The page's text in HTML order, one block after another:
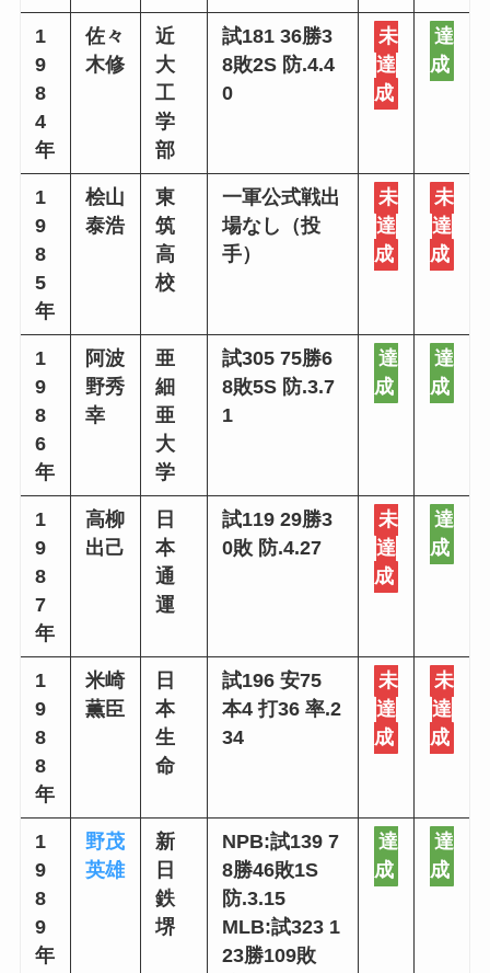
1
9
8
4
年
佐々
木修
近
大
工
学
部
試181 36勝3
8敗2S 防.4.4
0
未
達
成
達
成
1
9
8
5
年
桧山
泰浩
東
筑
高
校
一軍公式戦出
場なし（投
手）
未
達
成
未
達
成
1
9
8
6
年
阿波
野秀
幸
亜
細
亜
大
学
試305 75勝6
8敗5S 防.3.7
1
達
成
達
成
1
9
8
7
年
高柳
出己
日
本
通
運
試119 29勝3
0敗 防.4.27
未
達
成
達
成
1
9
8
8
年
米崎
薫臣
日
本
生
命
試196 安75
本4 打36 率.2
34
未
達
成
未
達
成
1
9
8
9
年
野茂
英雄
新
日
鉄
堺
NPB:試139 7
8勝46敗1S
防.3.15
MLB:試323 1
23勝109敗
達
成
達
成